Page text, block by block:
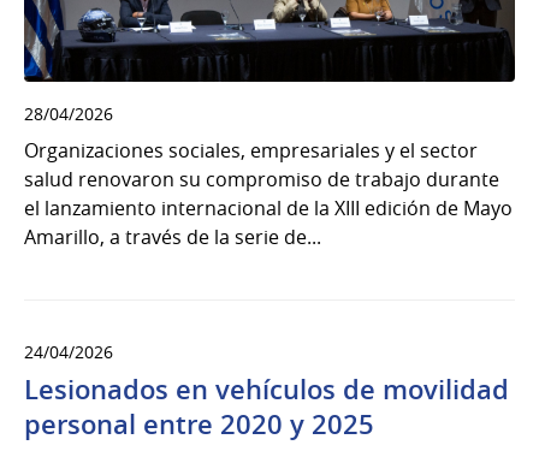
28/04/2026
Organizaciones sociales, empresariales y el sector
salud renovaron su compromiso de trabajo durante
el lanzamiento internacional de la XIII edición de Mayo
Amarillo, a través de la serie de...
24/04/2026
Lesionados en vehículos de movilidad
personal entre 2020 y 2025